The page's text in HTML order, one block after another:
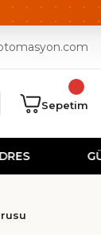
Sepetim